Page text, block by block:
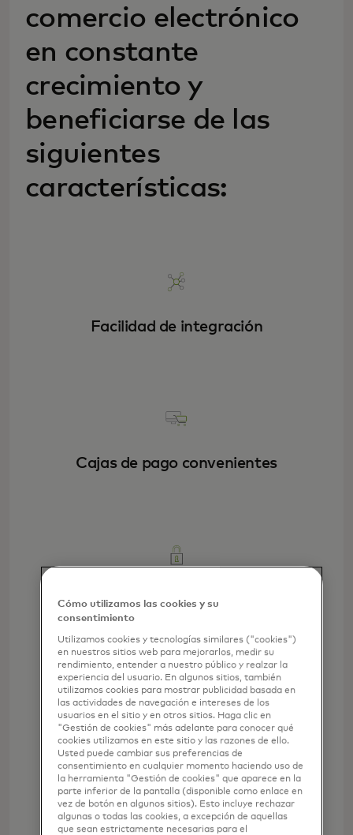
comercio electrónico
en constante
crecimiento y
beneficiarse de las
siguientes
características:
Facilidad de integración
Cajas de pago convenientes
Seguridad de datos a través de la
tokenización
Páginas de pago adaptables
personalizadas
Cómo utilizamos las cookies y su
consentimiento
Utilizamos cookies y tecnologías similares ("cookies")
en nuestros sitios web para mejorarlos, medir su
rendimiento, entender a nuestro público y realzar la
experiencia del usuario. En algunos sitios, también
utilizamos cookies para mostrar publicidad basada en
las actividades de navegación e intereses de los
usuarios en el sitio y en otros sitios. Haga clic en
"Gestión de cookies" más adelante para conocer qué
cookies utilizamos en este sitio y las razones de ello.
Usted puede cambiar sus preferencias de
consentimiento en cualquier momento haciendo uso de
la herramienta "Gestión de cookies" que aparece en la
parte inferior de la pantalla (disponible como enlace en
vez de botón en algunos sitios). Esto incluye rechazar
algunas o todas las cookies, a excepción de aquellas
que sean estrictamente necesarias para el